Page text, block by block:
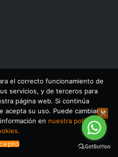
el correcto funcionamiento de
servicios, y de terceros para
página web. Si continúa
acepta su uso. Puede cambiar la
en nuestra política de